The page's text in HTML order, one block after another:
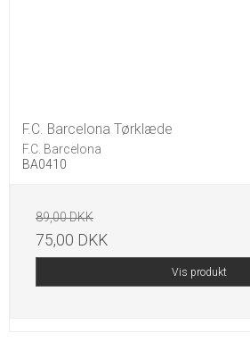
F.C. Barcelona Tørklæde
F.C. Barcelona
BA0410
89,00 DKK
75,00 DKK
Vis produkt